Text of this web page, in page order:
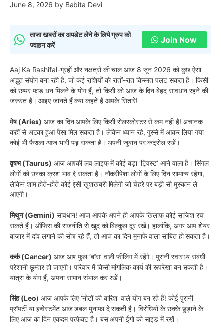
June 8, 2026 by Babita Devi
ताजा खबरों का अपडेट लेने के लिये ग्रुप को
ज्वाइन करें
Join Now
Aaj Ka Rashifal-ग्रहों और नक्षत्रों की चाल आज 8 जून 2026 को कुछ ऐसा
अद्भुत संयोग बना रही है, जो कई राशियों की रातों-रात किस्मत पलट सकता है। किसी
को छप्पर फाड़ धन मिलने के योग हैं, तो किसी को आज के दिन बेहद सावधान रहने की
जरूरत है। आइए जानते हैं क्या कहते हैं आपके सितारे!
मेष (Aries) आज का दिन आपके लिए किसी रोलरकोस्टर से कम नहीं है! अचानक
कहीं से अटका हुआ पैसा मिल सकता है। लेकिन ध्यान रहे, गुस्से में आकर लिया गया
कोई भी फैसला आज भारी पड़ सकता है। अपनी जुबान पर कंट्रोल रखें।
वृषभ (Taurus) आज आपकी लव लाइफ में कोई बड़ा ‘ट्विस्ट’ आने वाला है। सिंगल
लोगों को उनका क्रश भाव दे सकता है। नौकरीपेशा लोगों के लिए दिन सामान्य रहेगा,
लेकिन शाम होते-होते कोई ऐसी खुशखबरी मिलेगी जो चेहरे पर बड़ी सी मुस्कान ले
आएगी।
मिथुन (Gemini) सावधान! आज आपके अपने ही आपके खिलाफ कोई साजिश रच
सकते हैं। ऑफिस की राजनीति से खुद को बिल्कुल दूर रखें। हालांकि, अगर आप शेयर
बाजार में दांव लगाने की सोच रहे हैं, तो आज का दिन मुनाफे वाला साबित हो सकता है।
कर्क (Cancer) आज आप फुल ‘बॉस’ वाली फीलिंग में रहेंगे। पुरानी स्वास्थ्य संबंधी
परेशानी छूमंतर हो जाएगी। परिवार में किसी मांगलिक कार्य की रूपरेखा बन सकती है।
यात्रा के योग हैं, अपना सामान संभाल कर रखें।
सिंह (Leo) आज आपके लिए ‘नोटों की बारिश’ वाले योग बन रहे हैं! कोई पुरानी
प्रॉपर्टी या इन्वेस्टमेंट आज डबल मुनाफा दे सकती है। विरोधियों के छक्के छुड़ाने के
लिए आज का दिन एकदम परफेक्ट है। बस अपनी ईगो को साइड में रखें।